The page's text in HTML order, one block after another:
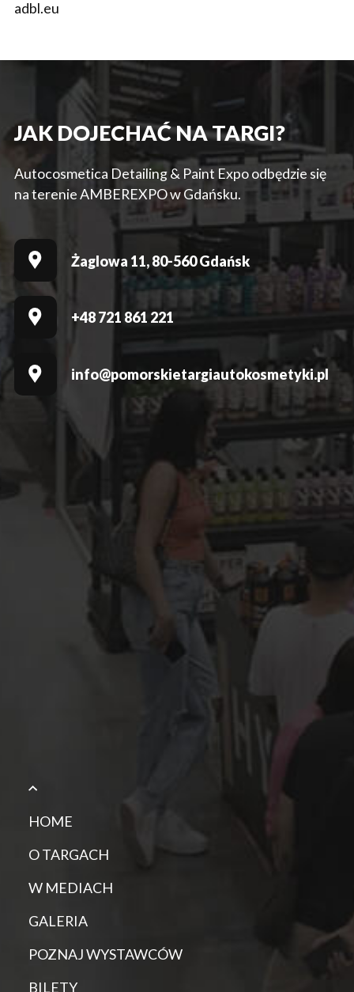
adbl.eu
JAK DOJECHAĆ NA TARGI?
Autocosmetica Detailing & Paint Expo odbędzie się
na terenie AMBEREXPO w Gdańsku.
Żaglowa 11, 80-560 Gdańsk
+48 721 861 221
info@pomorskietargiautokosmetyki.pl
HOME
O TARGACH
W MEDIACH
GALERIA
POZNAJ WYSTAWCÓW
BILETY